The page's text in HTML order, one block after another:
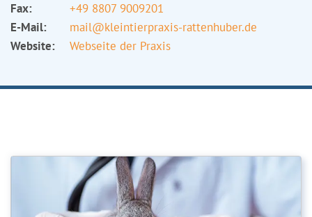
Fax:
+49 8807 9009201
E-Mail:
mail@kleintierpraxis-rattenhuber.de
Website:
Webseite der Praxis